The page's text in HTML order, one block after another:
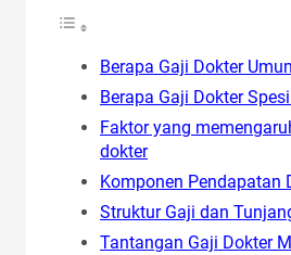
Berapa Gaji Dokter
Berapa Gaji Dokter
Faktor yang
dokter
Komponen Pendapatan
Struktur Gaji dan
Tantangan Gaji Dokter